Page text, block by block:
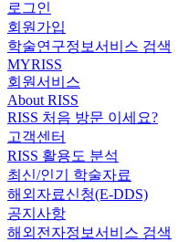
로그인
회원가입
학술연구정보서비스 검색
MYRISS
회원서비스
About RISS
RISS 처음 방문 이세요?
고객센터
RISS 활용도 분석
최신/인기 학술자료
해외자료신청(E-DDS)
공지사항
해외전자정보서비스 검색